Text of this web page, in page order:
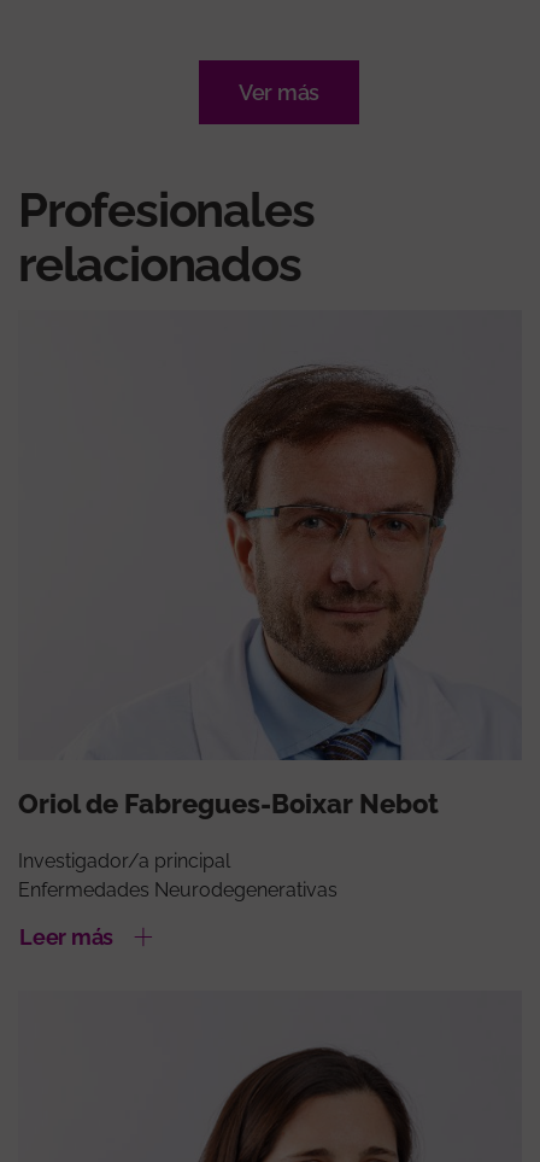
Ver más
Profesionales
relacionados
Oriol de Fabregues-Boixar Nebot
Investigador/a principal
Enfermedades Neurodegenerativas
Leer más